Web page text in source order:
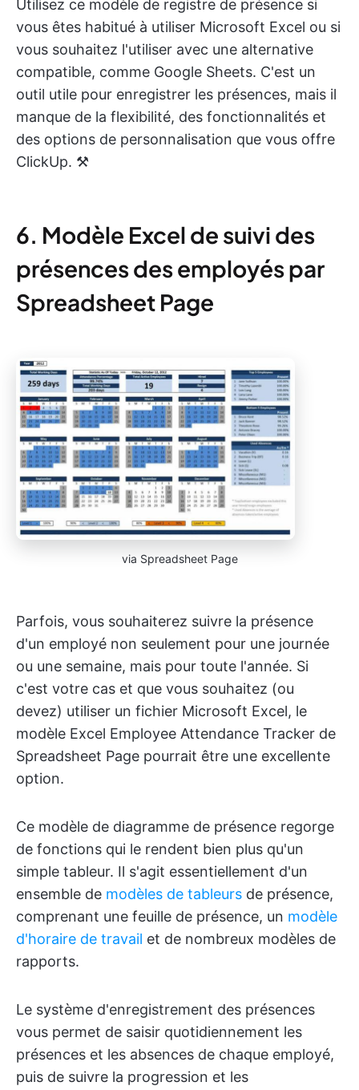
Utilisez ce modèle de registre de présence si
vous êtes habitué à utiliser Microsoft Excel ou si
vous souhaitez l'utiliser avec une alternative
compatible, comme Google Sheets. C'est un
outil utile pour enregistrer les présences, mais il
manque de la flexibilité, des fonctionnalités et
des options de personnalisation que vous offre
ClickUp. ⚒️
6. Modèle Excel de suivi des
présences des employés par
Spreadsheet Page
via Spreadsheet Page
Parfois, vous souhaiterez suivre la présence
d'un employé non seulement pour une journée
ou une semaine, mais pour toute l'année. Si
c'est votre cas et que vous souhaitez (ou
devez) utiliser un fichier Microsoft Excel, le
modèle Excel Employee Attendance Tracker de
Spreadsheet Page pourrait être une excellente
option.
Ce modèle de diagramme de présence regorge
de fonctions qui le rendent bien plus qu'un
simple tableur. Il s'agit essentiellement d'un
ensemble de modèles de tableurs de présence,
comprenant une feuille de présence, un modèle
d'horaire de travail et de nombreux modèles de
rapports.
Le système d'enregistrement des présences
vous permet de saisir quotidiennement les
présences et les absences de chaque employé,
puis de suivre la progression et les